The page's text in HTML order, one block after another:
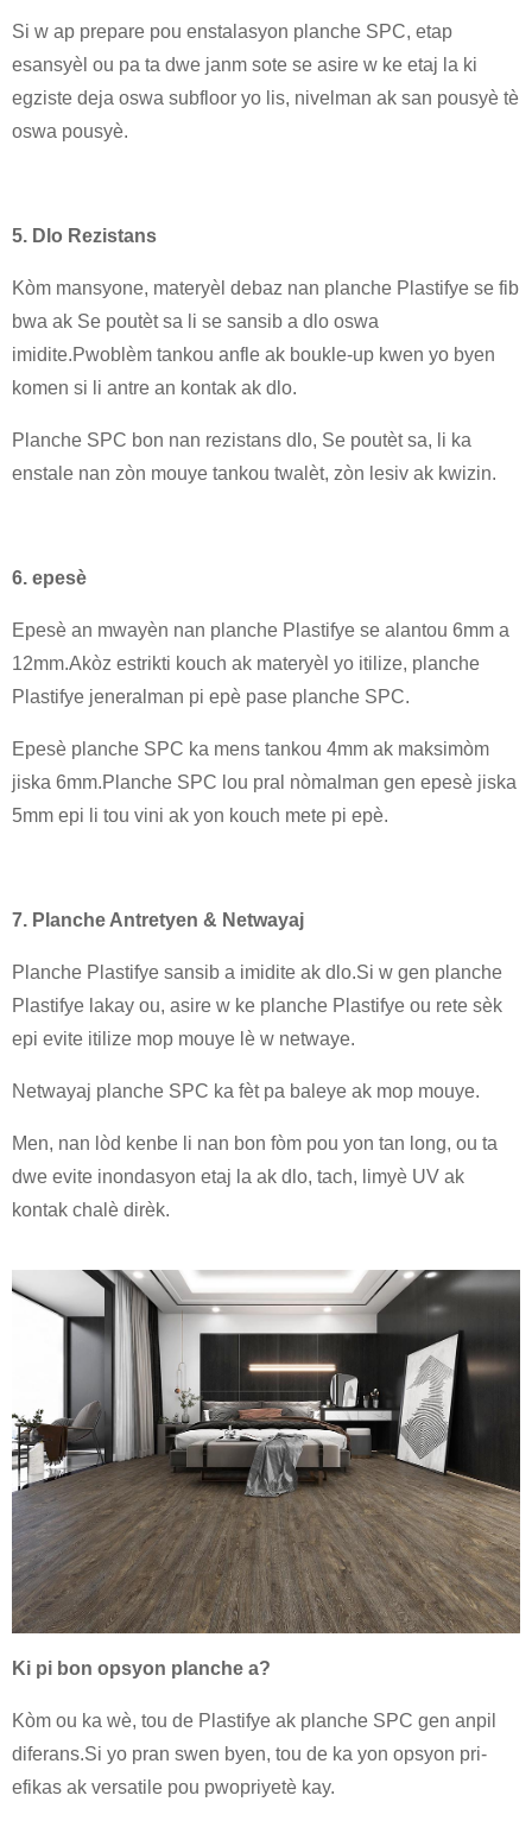
Si w ap prepare pou enstalasyon planche SPC, etap
esansyèl ou pa ta dwe janm sote se asire w ke etaj la ki
egziste deja oswa subfloor yo lis, nivelman ak san pousyè tè
oswa pousyè.
5. Dlo Rezistans
Kòm mansyone, materyèl debaz nan planche Plastifye se fib
bwa ak Se poutèt sa li se sansib a dlo oswa
imidite.Pwoblèm tankou anfle ak boukle-up kwen yo byen
komen si li antre an kontak ak dlo.
Planche SPC bon nan rezistans dlo, Se poutèt sa, li ka
enstale nan zòn mouye tankou twalèt, zòn lesiv ak kwizin.
6. epesè
Epesè an mwayèn nan planche Plastifye se alantou 6mm a
12mm.Akòz estrikti kouch ak materyèl yo itilize, planche
Plastifye jeneralman pi epè pase planche SPC.
Epesè planche SPC ka mens tankou 4mm ak maksimòm
jiska 6mm.Planche SPC lou pral nòmalman gen epesè jiska
5mm epi li tou vini ak yon kouch mete pi epè.
7. Planche Antretyen & Netwayaj
Planche Plastifye sansib a imidite ak dlo.Si w gen planche
Plastifye lakay ou, asire w ke planche Plastifye ou rete sèk
epi evite itilize mop mouye lè w netwaye.
Netwayaj planche SPC ka fèt pa baleye ak mop mouye.
Men, nan lòd kenbe li nan bon fòm pou yon tan long, ou ta
dwe evite inondasyon etaj la ak dlo, tach, limyè UV ak
kontak chalè dirèk.
Ki pi bon opsyon planche a?
Kòm ou ka wè, tou de Plastifye ak planche SPC gen anpil
diferans.Si yo pran swen byen, tou de ka yon opsyon pri-
efikas ak versatile pou pwopriyetè kay.